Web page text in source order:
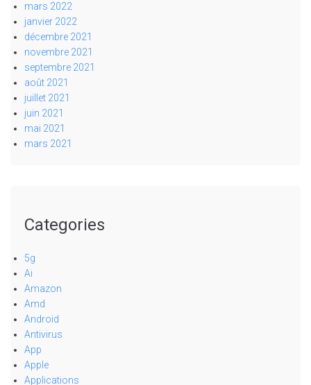
mars 2022
janvier 2022
décembre 2021
novembre 2021
septembre 2021
août 2021
juillet 2021
juin 2021
mai 2021
mars 2021
Categories
5g
Ai
Amazon
Amd
Android
Antivirus
App
Apple
Applications